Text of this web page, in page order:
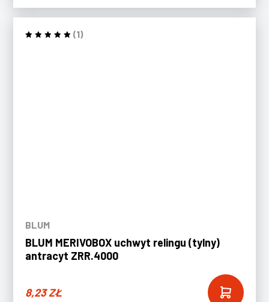
(1)
BLUM
BLUM MERIVOBOX uchwyt relingu (tylny)
antracyt ZRR.4000
8,23ZŁ